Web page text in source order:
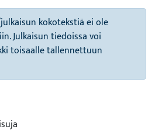
kokotekstiä ei ole
Julkaisun tiedoissa voi
toisaalle tallennettuun